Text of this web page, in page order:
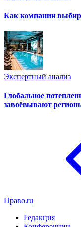
Как компании
Экспертный анализ
Глобальное
завоёвывают
Право.ru
Редакция